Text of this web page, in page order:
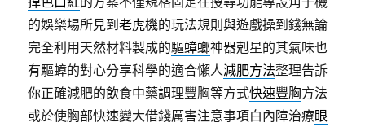
的娛樂場所見到老虎機的玩法規則與遊戲操到錢無論
完全利用天然材料製成的驅蟑螂神器剋星的其氣味也
有驅蟑的對心分享科學的適合懶人減肥方法整理告訴
你正確減肥的飲食中藥調理豐胸等方式快速豐胸方法
或於使胸部快速變大借錢厲害注意事項白內障治療眼